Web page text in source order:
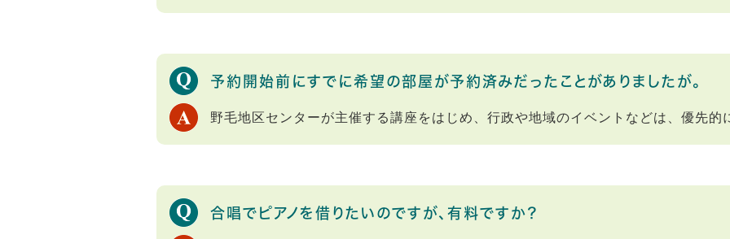
予約開始前にすでに希望の部屋が予約済みだったことがありましたが｡
野毛地区センターが主催する講座をはじめ、行政や地域のイベントなどは、優先的
合唱でピアノを借りたいのですが、有料ですか？